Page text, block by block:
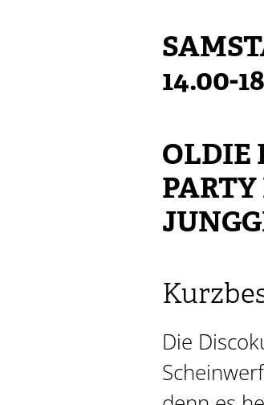
14.00-
OLDIE
PARTY
Die